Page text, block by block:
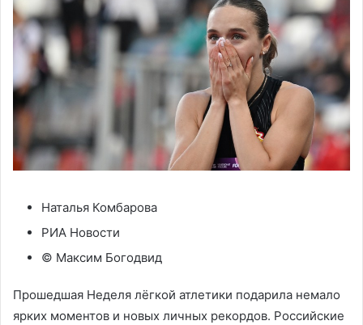
Наталья Комбарова
РИА Новости
© Максим Богодвид
Прошедшая Неделя лёгкой атлетики подарила немало
ярких моментов и новых личных рекордов. Российские